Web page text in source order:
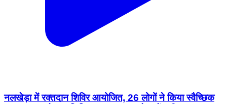
नलखेड़ा में रक्तदान शिविर आयोजित, 26 लोगों ने किया स्वैच्छिक